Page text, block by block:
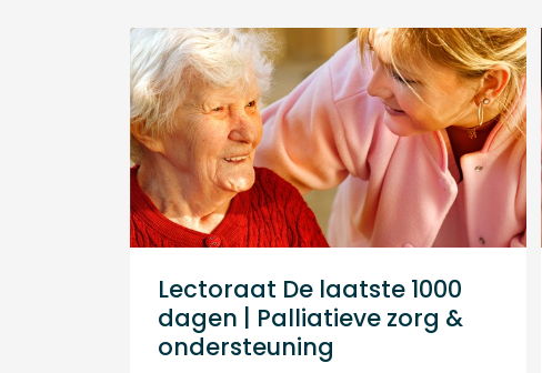
Lectoraat De laatste 1000
dagen | Palliatieve zorg &
ondersteuning